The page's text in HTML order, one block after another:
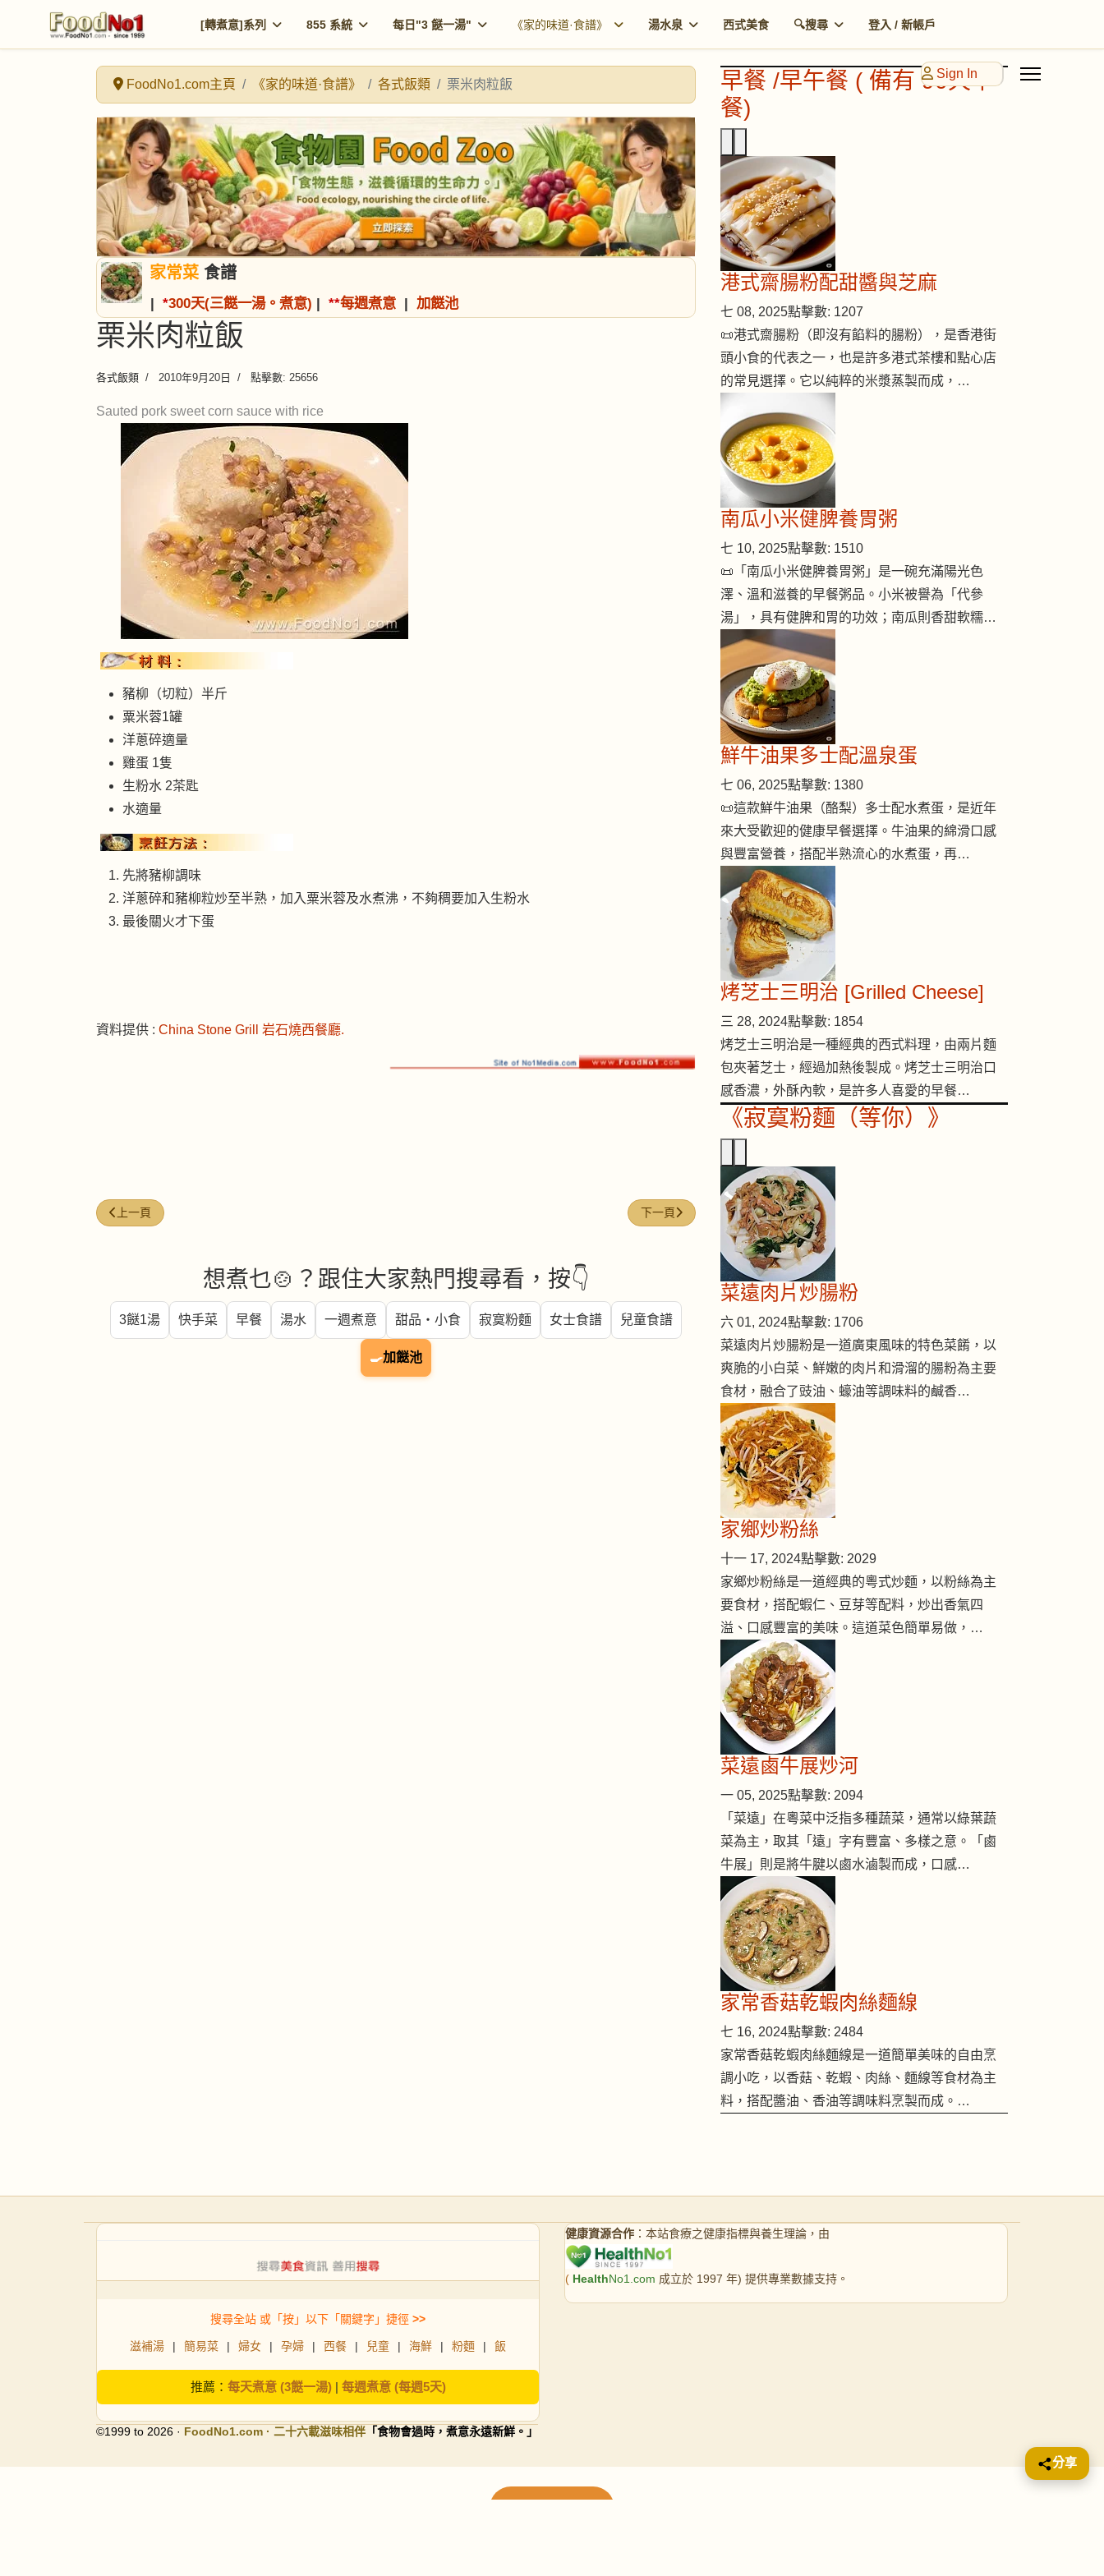
[轉煮意]系列 855 系統 每日"3 餸一湯" 《家的味道·食譜》 湯水泉 西式美食 🔍搜尋 登入 / 新帳戶
Sign In
FoodNo1.com主頁 《家的味道·食譜》 各式飯類 栗米肉粒飯
家常菜 食譜
| *300天(三餸一湯。煮意) | **每週煮意 | 加餸池
栗米肉粒飯
各式飯類 2010年9月20日 點擊數: 25656
Sauted pork sweet corn sauce with rice
豬柳（切粒）半斤
粟米蓉1罐
洋蔥碎適量
雞蛋 1隻
生粉水 2茶匙
水適量
先將豬柳調味
洋蔥碎和豬柳粒炒至半熟，加入粟米蓉及水煮沸，不夠稠要加入生粉水
最後關火才下蛋
資料提供 : China Stone Grill 岩石燒西餐廳.
上一篇文章: 蕃茄牛肉飯
上一頁 下一篇文章: 栗米魚柳飯
下一頁
想煮乜🍲？跟住大家熱門搜尋看，按👇
3餸1湯 快手菜 早餐 湯水 一週煮意 甜品・小食 寂寞粉麵 女士食譜 兒童食譜
🍳加餸池
早餐 /早午餐 ( 備有 90天早
餐)
港式齋腸粉配甜醬與芝麻
七 08, 2025點擊數: 1207
📜港式齋腸粉（即沒有餡料的腸粉），是香港街
頭小食的代表之一，也是許多港式茶樓和點心店
的常見選擇。它以純粹的米漿蒸製而成，…
南瓜小米健脾養胃粥
七 10, 2025點擊數: 1510
📜「南瓜小米健脾養胃粥」是一碗充滿陽光色
澤、溫和滋養的早餐粥品。小米被譽為「代參
湯」，具有健脾和胃的功效；南瓜則香甜軟糯…
鮮牛油果多士配溫泉蛋
七 06, 2025點擊數: 1380
📜這款鮮牛油果（酪梨）多士配水煮蛋，是近年
來大受歡迎的健康早餐選擇。牛油果的綿滑口感
與豐富營養，搭配半熟流心的水煮蛋，再…
烤芝士三明治 [Grilled Cheese]
三 28, 2024點擊數: 1854
烤芝士三明治是一種經典的西式料理，由兩片麵
包夾著芝士，經過加熱後製成。烤芝士三明治口
感香濃，外酥內軟，是許多人喜愛的早餐…
《寂寞粉麵（等你）》
菜遠肉片炒腸粉
六 01, 2024點擊數: 1706
菜遠肉片炒腸粉是一道廣東風味的特色菜餚，以
爽脆的小白菜、鮮嫩的肉片和滑溜的腸粉為主要
食材，融合了豉油、蠔油等調味料的鹹香…
家鄉炒粉絲
十一 17, 2024點擊數: 2029
家鄉炒粉絲是一道經典的粵式炒麵，以粉絲為主
要食材，搭配蝦仁、豆芽等配料，炒出香氣四
溢、口感豐富的美味。這道菜色簡單易做，…
菜遠鹵牛展炒河
一 05, 2025點擊數: 2094
「菜遠」在粵菜中泛指多種蔬菜，通常以綠葉蔬
菜為主，取其「遠」字有豐富、多樣之意。「鹵
牛展」則是將牛腱以鹵水滷製而成，口感…
家常香菇乾蝦肉絲麵線
七 16, 2024點擊數: 2484
家常香菇乾蝦肉絲麵線是一道簡單美味的自由烹
調小吃，以香菇、乾蝦、肉絲、麵線等食材為主
料，搭配醬油、香油等調味料烹製而成。…
搜尋全站 或「按」以下「關鍵字」捷徑 >>
滋補湯 | 簡易菜 | 婦女 | 孕婦 | 西餐 | 兒童 | 海鮮 | 粉麵 | 飯
推薦： 每天煮意 (3餸一湯)| 每週煮意 (每週5天)
©1999 to 2026 · FoodNo1.com · 二十六載滋味相伴 「食物會過時，煮意永遠新鮮。」
健康資源合作 ：本站食療之健康指標與養生理論，由
( HealthNo1.com 成立於 1997 年) 提供專業數據支持。
分享